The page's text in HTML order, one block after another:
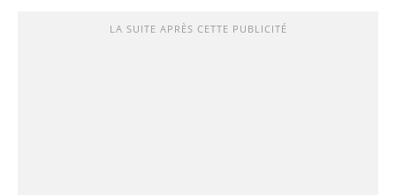
LA SUITE APRÈS CETTE PUBLICITÉ